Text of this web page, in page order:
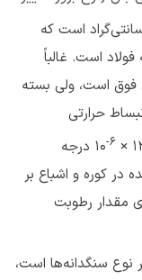
سانتی‌گراد است که
است. غالباً
فوق است، ولی بسته
حرارتی
6-
10 درجه
کوره و اشباع بر
مقدار رطوبت
نوع سنگدانه‌ها است،